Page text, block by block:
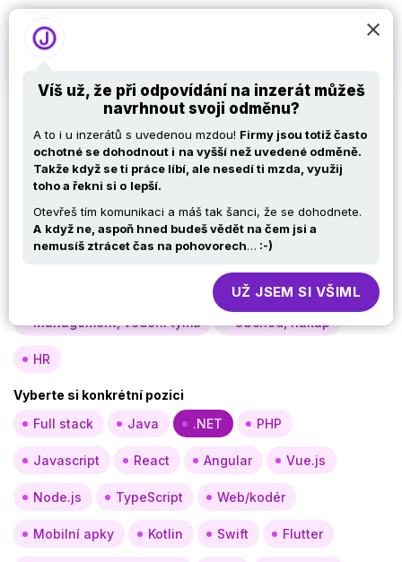
Nabídky práce v IT –
.NET developer Brno
Vyberte si oblast
Analýza, návrh
Vývoj Testy
Provoz, infra
Management, vedení týmů Obchod, nákup
HR
Vyberte si konkrétní pozici
Full stack
Java .NET PHP
Javascript React Angular Vue.js
Node.js TypeScript Web/kodér
Mobilní apky Kotlin Swift Flutter
Víš už, že při odpovídání na inzerát můžeš
navrhnout svoji odměnu?
A to i u inzerátů s uvedenou mzdou! Firmy jsou totiž často
ochotné se dohodnout i na vyšší než uvedené odměně.
Takže když se ti práce líbí, ale nesedí ti mzda, využij
toho a řekni si o lepší.
Otevřeš tím komunikaci a máš tak šanci, že se dohodnete.
A když ne, aspoň hned budeš vědět na čem jsi a
nemusíš ztrácet čas na pohovorech… :-)
UŽ JSEM SI VŠIML